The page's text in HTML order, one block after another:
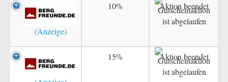
10% Aktion beendet
15% Aktion beendet